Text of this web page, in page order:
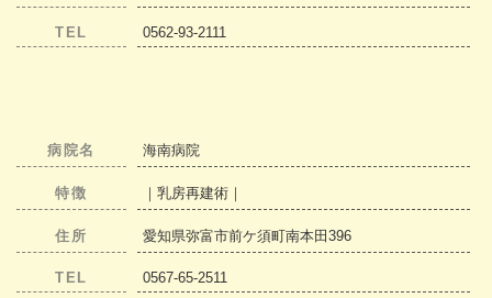
TEL 0562-93-2111
病院名 海南病院
特徴 ｜乳房再建術｜
住所 愛知県弥富市前ケ須町南本田396
TEL 0567-65-2511